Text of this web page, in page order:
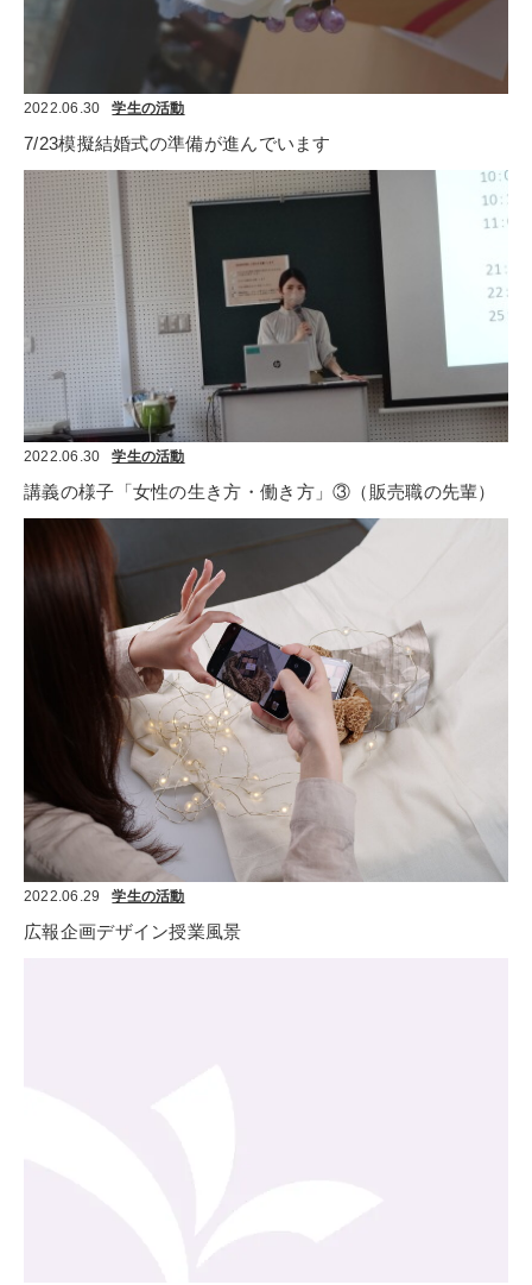
2022.06.30 学生の活動
7/23模擬結婚式の準備が進んでいます
2022.06.30 学生の活動
講義の様子「女性の生き方・働き方」③（販売職の先輩）
2022.06.29 学生の活動
広報企画デザイン授業風景